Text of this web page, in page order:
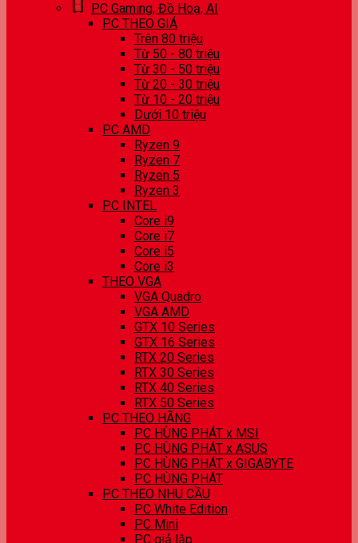
PC Gaming, Đồ Hoạ, AI
PC THEO GIÁ
Trên 80 triệu
Từ 50 - 80 triệu
Từ 30 - 50 triệu
Từ 20 - 30 triệu
Từ 10 - 20 triệu
Dưới 10 triệu
PC AMD
Ryzen 9
Ryzen 7
Ryzen 5
Ryzen 3
PC INTEL
Core i9
Core i7
Core i5
Core i3
THEO VGA
VGA Quadro
VGA AMD
GTX 10 Series
GTX 16 Series
RTX 20 Series
RTX 30 Series
RTX 40 Series
RTX 50 Series
PC THEO HÃNG
PC HÙNG PHÁT x MSI
PC HÙNG PHÁT x ASUS
PC HÙNG PHÁT x GIGABYTE
PC HÙNG PHÁT
PC THEO NHU CẦU
PC White Edition
PC Mini
PC giả lập